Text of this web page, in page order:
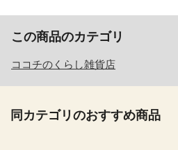
この商品のカテゴリ
ココチのくらし雑貨店
同カテゴリのおすすめ商品